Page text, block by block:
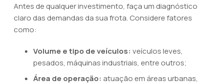
Antes de qualquer investimento, faça um diagnóstico
claro das demandas da sua frota. Considere fatores
como:
Volume e tipo de veículos: veículos leves,
pesados, máquinas industriais, entre outros;
Área de operação: atuação em áreas urbanas,